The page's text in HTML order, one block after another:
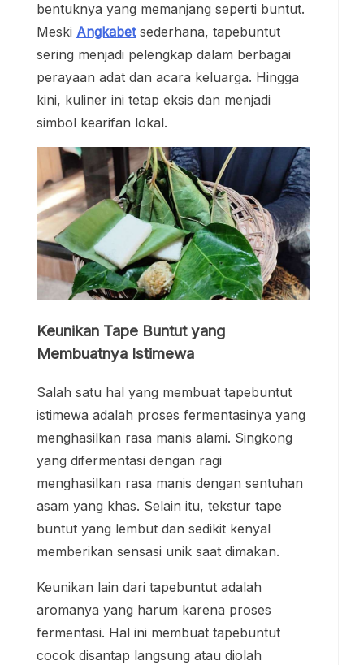
bentuknya yang memanjang seperti buntut.
Meski Angkabet sederhana, tapebuntut
sering menjadi pelengkap dalam berbagai
perayaan adat dan acara keluarga. Hingga
kini, kuliner ini tetap eksis dan menjadi
simbol kearifan lokal.
Keunikan Tape Buntut yang
Membuatnya Istimewa
Salah satu hal yang membuat tapebuntut
istimewa adalah proses fermentasinya yang
menghasilkan rasa manis alami. Singkong
yang difermentasi dengan ragi
menghasilkan rasa manis dengan sentuhan
asam yang khas. Selain itu, tekstur tape
buntut yang lembut dan sedikit kenyal
memberikan sensasi unik saat dimakan.
Keunikan lain dari tapebuntut adalah
aromanya yang harum karena proses
fermentasi. Hal ini membuat tapebuntut
cocok disantap langsung atau diolah